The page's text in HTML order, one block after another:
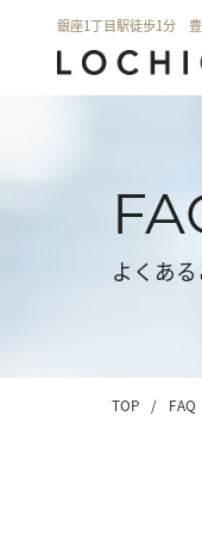
銀座1丁目駅徒歩1分
よくあ
TOP / FAQ